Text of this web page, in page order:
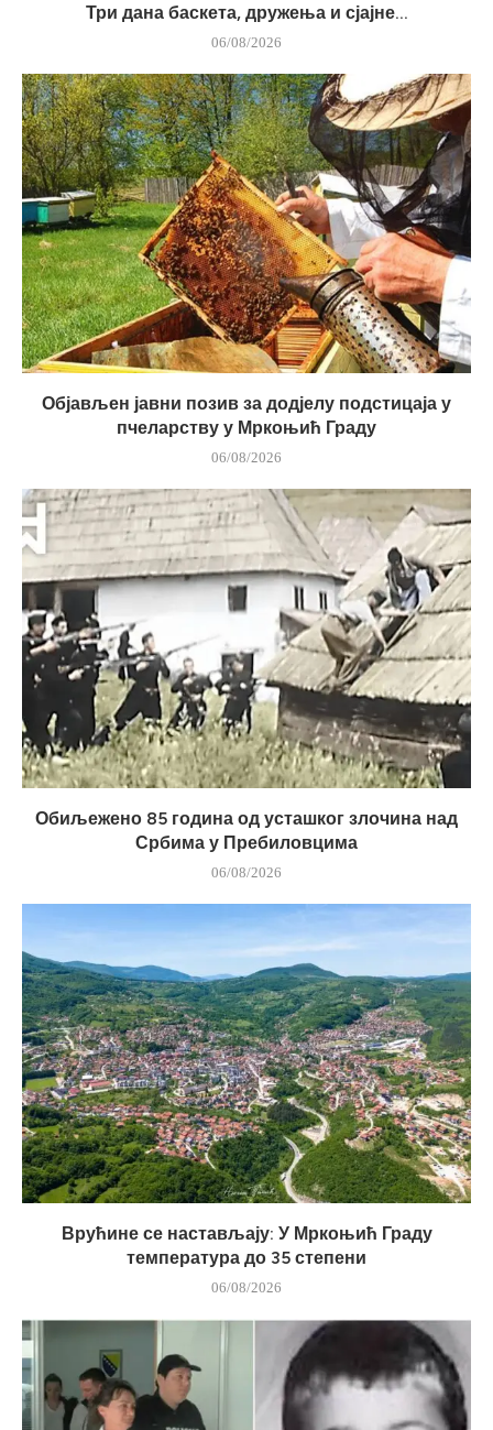
Три дана баскета, дружења и сјајне...
06/08/2026
Објављен јавни позив за додјелу подстицаја у
пчеларству у Мркоњић Граду
06/08/2026
Обиљежено 85 година од усташког злочина над
Србима у Пребиловцима
06/08/2026
Врућине се настављају: У Мркоњић Граду
температура до 35 степени
06/08/2026